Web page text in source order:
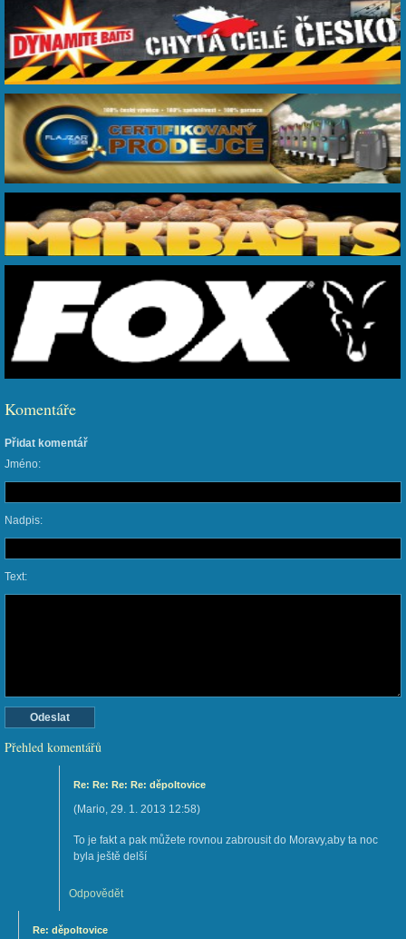
Komentáře
Přidat komentář
Jméno:
Nadpis:
Text:
Přehled komentářů
Re: Re: Re: Re: děpoltovice
(Mario, 29. 1. 2013 12:58)
To je fakt a pak můžete rovnou zabrousit do Moravy,aby ta noc
byla ještě delší
Odpovědět
Re: děpoltovice